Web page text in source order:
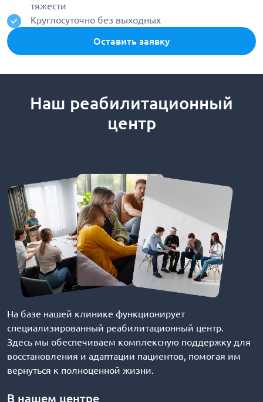
тяжести
Круглосуточно без выходных
Оставить заявку
Наш реабилитационный
центр
На базе нашей клинике функционирует
специализированный реабилитационный центр.
Здесь мы обеспечиваем комплексную поддержку для
восстановления и адаптации пациентов, помогая им
вернуться к полноценной жизни.
В нашем центре